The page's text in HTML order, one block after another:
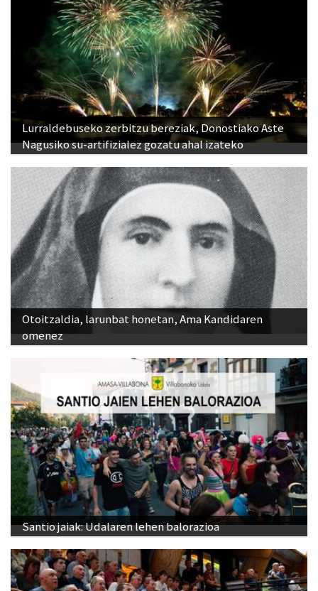
Lurraldebuseko zerbitzu bereziak, Donostiako Aste
Nagusiko su-artifizialez gozatu ahal izateko
Otoitzaldia, larunbat honetan, Ama Kandidaren
omenez
Santio jaiak: Udalaren lehen balorazioa